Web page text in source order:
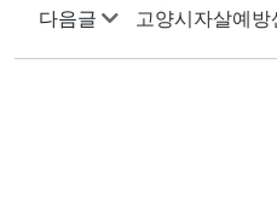
다음글
고양시자살예방